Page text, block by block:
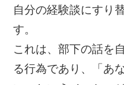
自分の経験談にすり
す。
これは、部下の話を
る行為であり、「あ